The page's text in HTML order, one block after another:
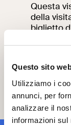
Questo sito
Utilizziamo i
annunci, per
analizzare il
informazioni
Questa
della
biglietto
della
Per
inviando
vi-